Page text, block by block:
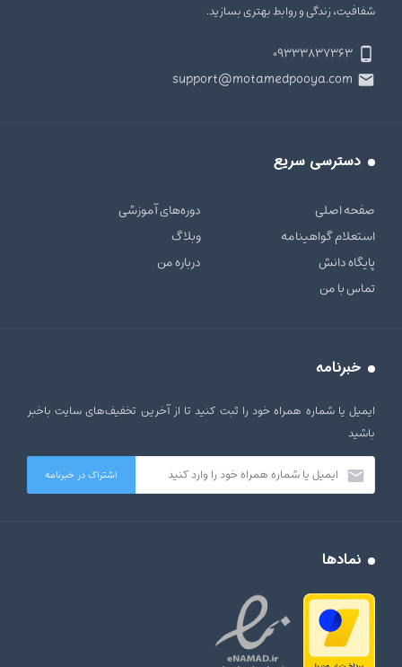
شفافیت، زندگی و روابط بهتری بسازید.
۰۹۳۳۳۸۳۷۳۶۳
support@motamedpooya.com
دسترسی سریع
صفحه اصلی
دوره‌های آموزشی
استعلام گواهینامه
وبلاگ
پایگاه دانش
درباره من
تماس با من
خبرنامه
ایمیل یا شماره همراه خود را ثبت کنید تا از آخرین تخفیف‌های سایت باخبر
باشید
نمادها